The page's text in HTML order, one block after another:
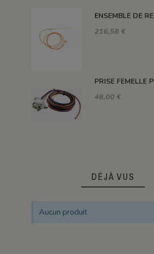
216,58 €
48,00 €
DÉJÀ VUS
Aucun produit